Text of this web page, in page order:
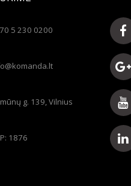
5 230 0200
g. 139, Vilnius
1876